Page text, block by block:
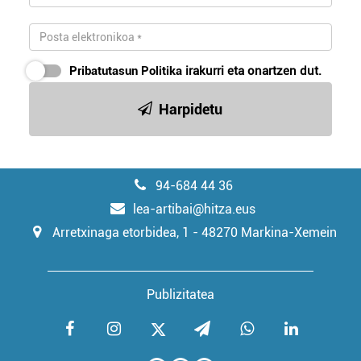
Pribatutasun Politika irakurri eta onartzen dut.
Harpidetu
94-684 44 36
lea-artibai@hitza.eus
Arretxinaga etorbidea, 1 - 48270 Markina-Xemein
Publizitatea